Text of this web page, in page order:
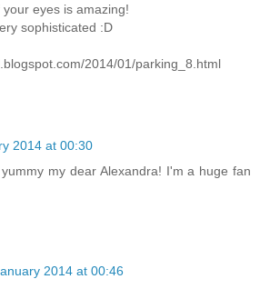
eyes is amazing!
sophisticated :D
2014/01/parking_8.html
2014 at 00:30
my dear Alexandra! I'm a huge fan
2014 at 00:46